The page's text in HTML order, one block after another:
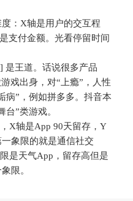
：X轴是用户的交互程
支付金额。光看停留时间
是王道。话说很多产品
戏出身，对“上瘾”，人性
病”，例如拼多多。抖音本
台”类游戏。
X轴是App 90天留存，Y
象限的就是通信社交
是天气App，留存高但是
限。